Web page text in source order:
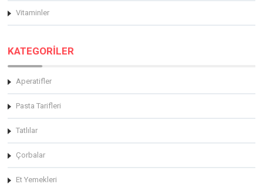
Vitaminler
KATEGORİLER
Aperatifler
Pasta Tarifleri
Tatlılar
Çorbalar
Et Yemekleri